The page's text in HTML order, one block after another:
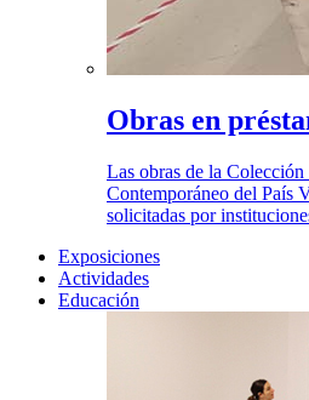
Obras en
Las obras de la
Contemporáneo del País
solicitadas por
Exposiciones
Actividades
Educación